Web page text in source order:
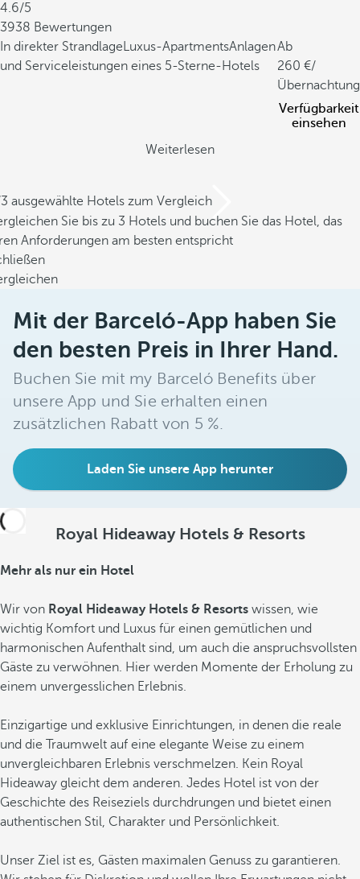
4.6/5
3938 Bewertungen
In direkter StrandlageLuxus-ApartmentsAnlagen
und Serviceleistungen eines 5-Sterne-Hotels
Ab
260
/
Übernachtung
Verfügbarkeit
einsehen
Weiterlesen
ausgewählte Hotels zum Vergleich
Sie bis zu 3 Hotels und buchen Sie das Hotel, das
Anforderungen am besten entspricht
Mit der Barceló-App haben Sie
den besten Preis in Ihrer Hand.
Buchen Sie mit my Barceló Benefits über
unsere App und Sie erhalten einen
zusätzlichen Rabatt von 5 %.
Laden Sie unsere App herunter
Royal Hideaway Hotels & Resorts
Mehr als nur ein Hotel
Wir von Royal Hideaway Hotels & Resorts wissen, wie
wichtig Komfort und Luxus für einen gemütlichen und
harmonischen Aufenthalt sind, um auch die anspruchsvollsten
Gäste zu verwöhnen. Hier werden Momente der Erholung zu
einem unvergesslichen Erlebnis.
Einzigartige und exklusive Einrichtungen, in denen die reale
und die Traumwelt auf eine elegante Weise zu einem
unvergleichbaren Erlebnis verschmelzen. Kein Royal
Hideaway gleicht dem anderen. Jedes Hotel ist von der
Geschichte des Reiseziels durchdrungen und bietet einen
authentischen Stil, Charakter und Persönlichkeit.
Unser Ziel ist es, Gästen maximalen Genuss zu garantieren.